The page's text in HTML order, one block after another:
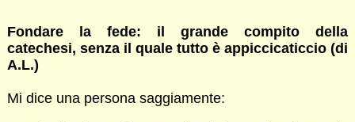
Fondare la fede: il grande compito della
catechesi, senza il quale tutto è appiccicaticcio (di
A.L.)
Mi dice una persona saggiamente: